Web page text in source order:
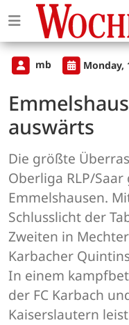
mb Monday,
auswärts
Die größte
Oberliga RLP/
Emmelshausen.
Schlusslicht der
Zweiten in
Karbacher
In einem
der FC Karbach
Kaiserslautern